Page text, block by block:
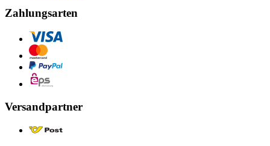
Zahlungsarten
Versandpartner